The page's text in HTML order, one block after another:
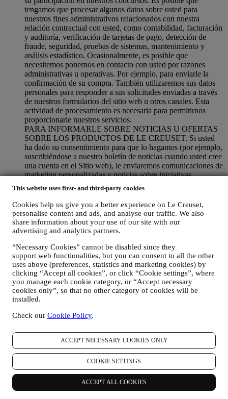
This website uses first- and third-party cookies
Cookies help us give you a better experience on Le Creuset,
personalise content and ads, and analyse our traffic. We also
share information about your use of our site with our
advertising and analytics partners.
“Necessary Cookies” cannot be disabled since they
support web functionalities, but you can consent to all the other
uses above (preferences, statistics and marketing cookies) by
clicking “Accept all cookies”, or click “Cookie settings”, where
you manage each cookie category, or “Accept necessary
cookies only”, so that no other category of cookies will be
installed.
Check our Cookie Policy.
ACCEPT NECESSARY COOKIES ONLY
COOKIE SETTINGS
ACCEPT ALL COOKIES
tengamos que procesar algunos datos sobre usted para
nuestros fines administrativos relacionados con nuestra
relación contractual con usted, como contabilidad, facturación
y auditoría, verificación de tarjetas de pago, detección de
fraude, seguridad, pruebas de sistemas, mantenimiento y
análisis estadístico. Ocasionalmente, es posible que
necesitemos ponernos en contacto con usted por razones
administrativas u operativas. Por ejemplo, para enviarle la
confirmación de su compra. También utilizaremos sus datos
personales para responder a sus solicitudes enviadas a través
de nuestros formularios del sitio web u otros canales. Esta
actividad de procesamiento es necesaria para permitirnos
proporcionarle nuestros servicios.
PARA INFORMARLE SOBRE NOTICIAS U OFERTAS
SOBRE LOS PRODUCTOS DE LE CREUSET. Si usted
ha dado su consentimiento para que lo hagamos (por ejemplo,
suscribiéndose a nuestro boletín de noticias cuando usted cree
una cuenta en el Sitio web), le enviaremos comunicaciones de
marketing personalizadas y noticias sobre iniciativas
relacionadas con Le Creuset promovidas por sus filiales del
grupo, y afiliados y socios locales, también dependiendo de
sus preferencias. Nos comunicaremos con usted por correo
electrónico, SMS o redes sociales, pero también mediante
medios automatizados. Dichas comunicaciones se
relacionarán con los productos de Le Creuset o con las nuevas
encuestas, demostraciones organizadas por Le Creuset u
ofertas especiales que le puedan gustar. Estas comunicaciones
pueden seleccionarse o adaptarse para usted en función de los
detalles que tenemos sobre usted, como su ubicación o su
historial de compras, o las preferencias de nuestros productos.
Usaremos sus datos para comprender mejor sus intereses. Esto
nos permite personalizar nuestras comunicaciones para
hacerlas más relevantes e interesantes. No será utilizada para
otros efectos. También recopilamos estadísticas sobre la
apertura de correo electrónico y clics utilizando tecnologías
estándar de la industria (incluidos los píxeles de seguimiento
en los correos electrónicos) para ayudarnos a monitorizar
nuestros boletines informativos. Este procesamiento se basa
en su consentimiento para recibir comunicaciones de
marketing personalizadas de nuestra parte. La opción de
suscripción se puede ejercer en los puntos donde se recopila